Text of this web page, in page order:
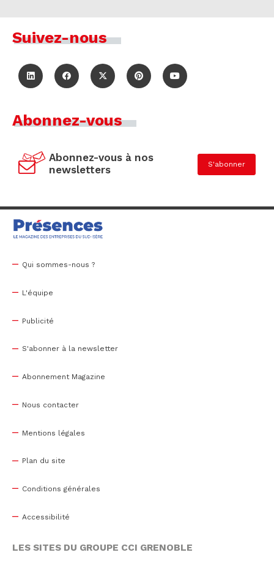
Suivez-nous
Abonnez-vous
Abonnez-vous à nos
newsletters
S'abonner
Qui sommes-nous ?
L'équipe
Publicité
S'abonner à la newsletter
Abonnement Magazine
Nous contacter
Mentions légales
Plan du site
Conditions générales
Accessibilité
LES SITES DU GROUPE CCI GRENOBLE